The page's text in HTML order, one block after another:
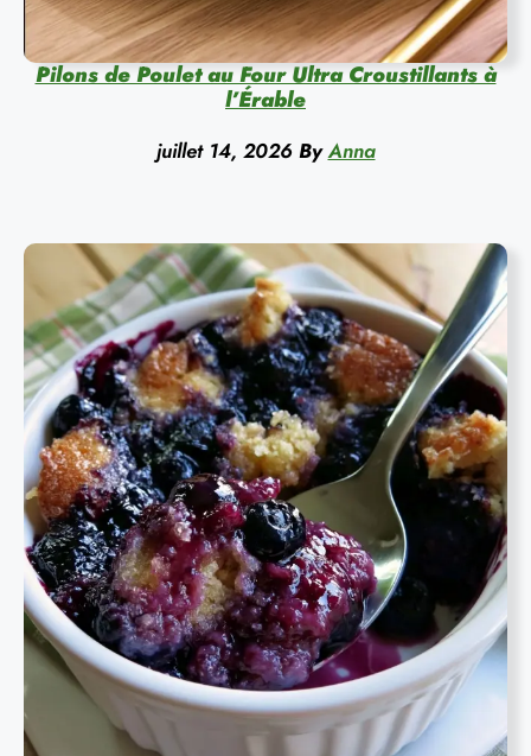
Pilons de Poulet au Four Ultra Croustillants à
l’Érable
juillet 14, 2026 By Anna